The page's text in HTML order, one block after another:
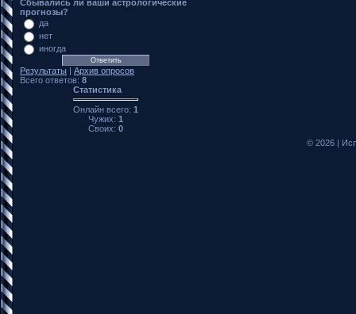
Сбывались ли ваши астрологические
прогнозы?
да
нет
иногда
Результаты | Архив опросов
Всего ответов: 8
Статистика
Онлайн всего: 1
Чужих: 1
Своих: 0
© 2026|